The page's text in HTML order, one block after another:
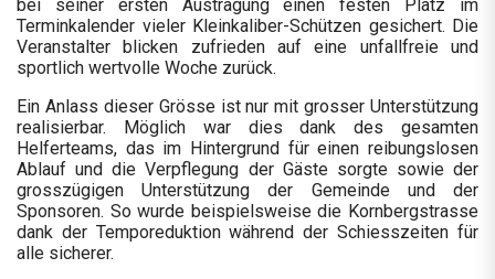
bei seiner ersten Austragung einen festen Platz im
Terminkalender vieler Kleinkaliber-Schützen gesichert. Die
Veranstalter blicken zufrieden auf eine unfallfreie und
sportlich wertvolle Woche zurück.
Ein Anlass dieser Grösse ist nur mit grosser Unterstützung
realisierbar. Möglich war dies dank des gesamten
Helferteams, das im Hintergrund für einen reibungslosen
Ablauf und die Verpflegung der Gäste sorgte sowie der
grosszügigen Unterstützung der Gemeinde und der
Sponsoren. So wurde beispielsweise die Kornbergstrasse
dank der Temporeduktion während der Schiesszeiten für
alle sicherer.